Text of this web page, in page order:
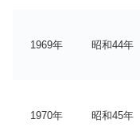
1969年 昭和44年
1970年 昭和45年